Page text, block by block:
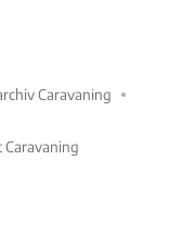
Caravaning
Caravaning